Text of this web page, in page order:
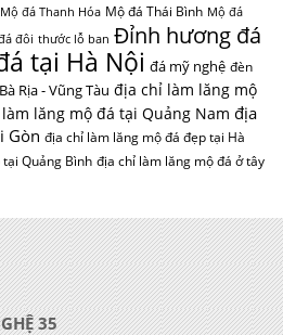
Mộ đá Thanh Hóa Mộ đá Thái Bình Mộ đá
đôi thước lỗ ban Đỉnh hương đá
tại Hà Nội đá mỹ nghệ đèn
Rịa - Vũng Tàu địa chỉ làm lăng mộ
lăng mộ đá tại Quảng Nam địa
Gòn địa chỉ làm lăng mộ đá đẹp tại Hà
Quảng Bình địa chỉ làm lăng mộ đá ở tây
35